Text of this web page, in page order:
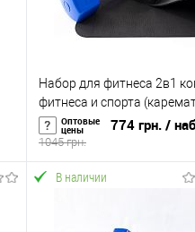
Набор для фитнеса 2в1
фитнеса и спорта
гантели 2шт по 4 кг
0039)
Оптовые
цены 774 грн. /
1045 грн.
В наличии